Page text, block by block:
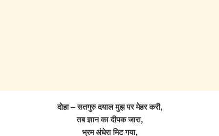
दोहा – सतगुरु दयाल मुझ पर मेहर करी,
तब ज्ञान का दीपक जारा,
भ्रम अंधेरा मिट गया,